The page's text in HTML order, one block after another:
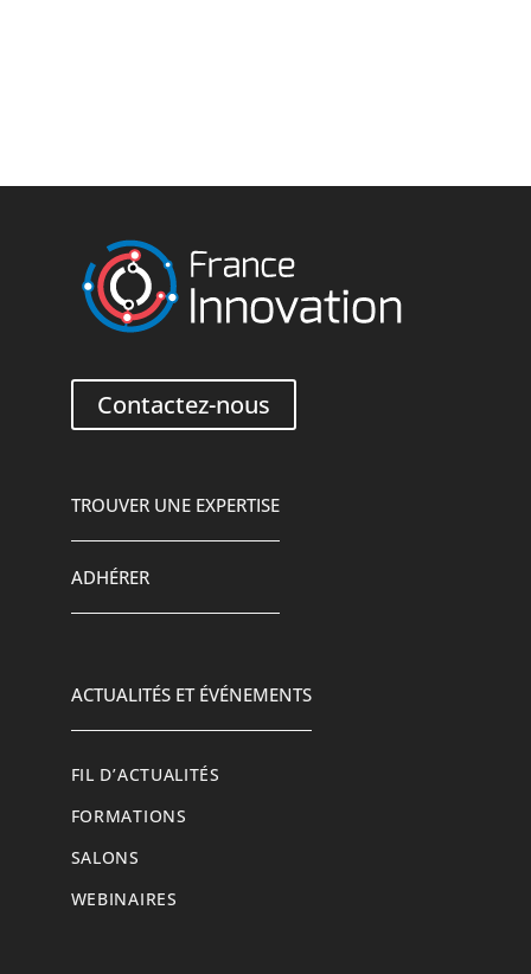
Contactez-nous
TROUVER UNE EXPERTISE
ADHÉRER
ACTUALITÉS ET ÉVÉNEMENTS
FIL D’ACTUALITÉS
FORMATIONS
SALONS
WEBINAIRES